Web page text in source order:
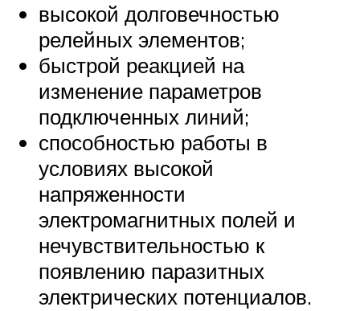
высокой долговечностью
релейных элементов;
быстрой реакцией на
изменение параметров
подключенных линий;
способностью работы в
условиях высокой
напряженности
электромагнитных полей и
нечувствительностью к
появлению паразитных
электрических потенциалов.